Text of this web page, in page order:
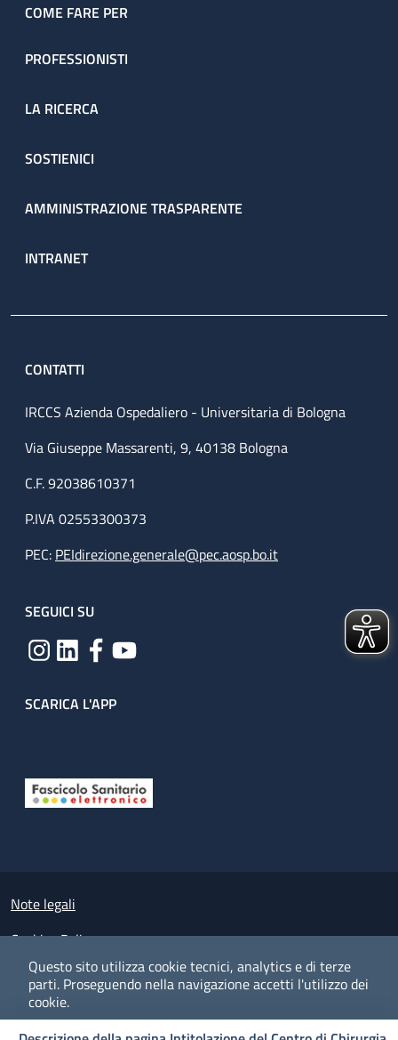
Questo sito utilizza cookie tecnici, analytics e di terze
parti. Proseguendo nella navigazione accetti l'utilizzo dei
cookie.
COME FARE PER
PROFESSIONISTI
LA RICERCA
SOSTIENICI
AMMINISTRAZIONE TRASPARENTE
INTRANET
CONTATTI
IRCCS Azienda Ospedaliero - Universitaria di Bologna
Via Giuseppe Massarenti, 9, 40138 Bologna
C.F. 92038610371
P.IVA 02553300373
PEC: PEIdirezione.generale@pec.aosp.bo.it
SEGUICI SU
SCARICA L'APP
Small prints
Note legali
Cookies Policy
Policy privacy e protezione del dato personale
Albo pretorio on-line